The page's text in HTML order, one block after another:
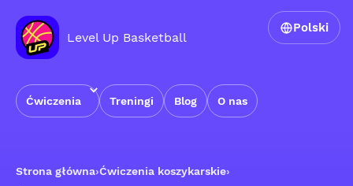
Level Up Basketball
Ćwiczenia Treningi Blog O nas
Polski
Strona główna›Ćwiczenia koszykarskie›